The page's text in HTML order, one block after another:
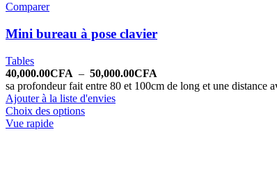
Comparer
Mini bureau à pose clavier
Tables
40,000.00CFA – 50,000.00CFA
sa profondeur fait entre 80 et 100cm de long et une distance
Ajouter à la liste d'envies
Choix des options
Vue rapide